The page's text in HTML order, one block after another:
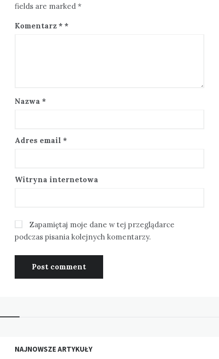
fields are marked *
Komentarz *
Nazwa *
Adres email *
Witryna internetowa
Zapamiętaj moje dane w tej przeglądarce
podczas pisania kolejnych komentarzy.
NAJNOWSZE ARTYKUŁY